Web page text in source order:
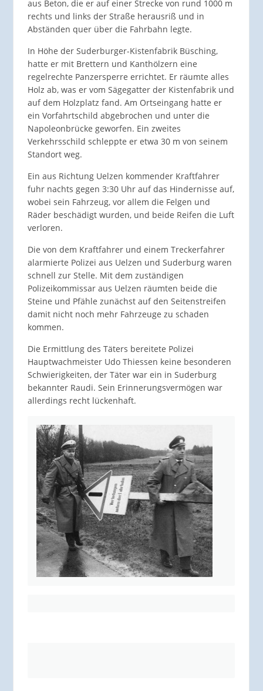
aus Beton, die er auf einer Strecke von rund 1000 m
rechts und links der Straße herausriß und in
Abständen quer über die Fahrbahn legte.
In Höhe der Suderburger-Kistenfabrik Büsching,
hatte er mit Brettern und Kanthölzern eine
regelrechte Panzersperre errichtet. Er räumte alles
Holz ab, was er vom Sägegatter der Kistenfabrik und
auf dem Holzplatz fand. Am Ortseingang hatte er
ein Vorfahrtschild abgebrochen und unter die
Napoleonbrücke geworfen. Ein zweites
Verkehrsschild schleppte er etwa 30 m von seinem
Standort weg.
Ein aus Richtung Uelzen kommender Kraftfahrer
fuhr nachts gegen 3:30 Uhr auf das Hindernisse auf,
wobei sein Fahrzeug, vor allem die Felgen und
Räder beschädigt wurden, und beide Reifen die Luft
verloren.
Die von dem Kraftfahrer und einem Treckerfahrer
alarmierte Polizei aus Uelzen und Suderburg waren
schnell zur Stelle. Mit dem zuständigen
Polizeikommissar aus Uelzen räumten beide die
Steine und Pfähle zunächst auf den Seitenstreifen
damit nicht noch mehr Fahrzeuge zu schaden
kommen.
Die Ermittlung des Täters bereitete Polizei
Hauptwachmeister Udo Thiessen keine besonderen
Schwierigkeiten, der Täter war ein in Suderburg
bekannter Raudi. Sein Erinnerungsvermögen war
allerdings recht lückenhaft.